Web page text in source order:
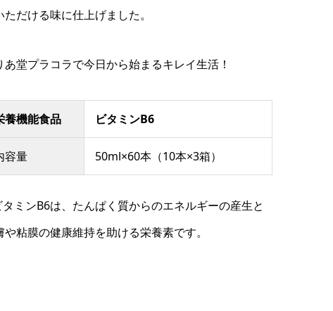
ただける味に仕上げました。
あ堂プラコラで今日から始まるキレイ生活！
養機能食品 ビタミンB6
容量 50ml×60本（10本×3箱）
ミンB6は、たんぱく質からのエネルギーの産生と
や粘膜の健康維持を助ける栄養素です。